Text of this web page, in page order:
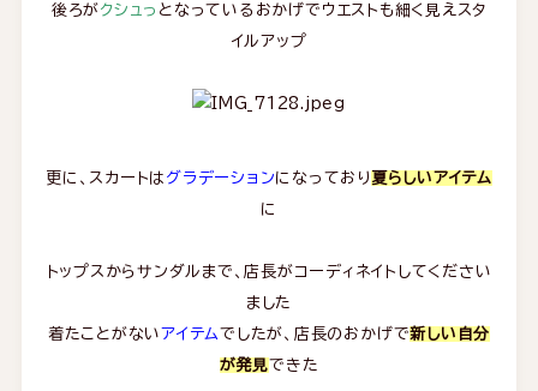
後ろがクシュっ となっているおかげでウエストも細く見えスタ
イルアップ
更に、スカートは グラデーションになっており 夏らしいアイテム
に
トップスからサンダルまで、店長がコーディネイトしてください
ました
着たことがないアイテムでしたが、店長のおかげで新しい自分
が発見できた